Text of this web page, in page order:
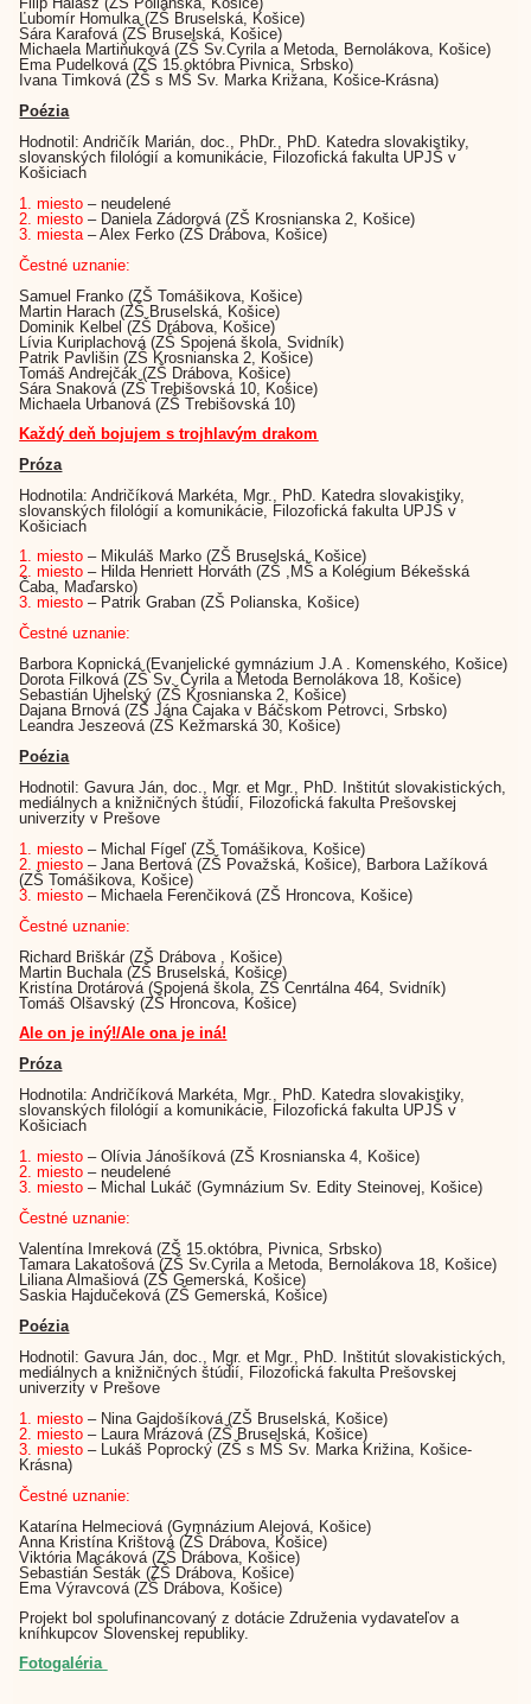
Ľubomír Homulka (ZŠ Bruselská, Košice)
Sára Karafová (ZŠ Bruselská, Košice)
Michaela Martiňuková (ZŠ Sv.Cyrila a Metoda, Bernolákova, Košice)
Ema Pudelková (ZŠ 15.októbra Pivnica, Srbsko)
Ivana Timková (ZŠ s MŠ Sv. Marka Križana, Košice-Krásna)
Poézia
Hodnotil: Andričík Marián, doc., PhDr., PhD. Katedra slovakistiky,
slovanských filológií a komunikácie, Filozofická fakulta UPJŠ v
Košiciach
1. miesto – neudelené
2. miesto – Daniela Zádorová (ZŠ Krosnianska 2, Košice)
3. miesta– Alex Ferko (ZŠ Drábova, Košice)
Čestné uznanie:
Samuel Franko (ZŠ Tomášikova, Košice)
Martin Harach (ZŠ Bruselská, Košice)
Dominik Kelbel (ZŠ Drábova, Košice)
Lívia Kuriplachová (ZŠ Spojená škola, Svidník)
Patrik Pavlišin (ZŠ Krosnianska 2, Košice)
Tomáš Andrejčák (ZŠ Drábova, Košice)
Sára Snaková (ZŠ Trebišovská 10, Košice)
Michaela Urbanová (ZŠ Trebišovská 10)
Každý deň bojujem s trojhlavým drakom
Próza
Hodnotila: Andričíková Markéta, Mgr., PhD. Katedra slovakistiky,
slovanských filológií a komunikácie, Filozofická fakulta UPJŠ v
Košiciach
1. miesto – Mikuláš Marko (ZŠ Bruselská, Košice)
2. miesto – Hilda Henriett Horváth (ZŠ ,MŠ a Kolégium Békešská
Čaba, Maďarsko)
3. miesto – Patrik Graban (ZŠ Polianska, Košice)
Čestné uznanie:
Barbora Kopnická (Evanjelické gymnázium J.A . Komenského, Košice)
Dorota Filková (ZŠ Sv. Cyrila a Metoda Bernolákova 18, Košice)
Sebastián Ujhelský (ZŠ Krosnianska 2, Košice)
Dajana Brnová (ZŠ Jána Čajaka v Báčskom Petrovci, Srbsko)
Leandra Jeszeová (ZŠ Kežmarská 30, Košice)
Poézia
Hodnotil: Gavura Ján, doc., Mgr. et Mgr., PhD. Inštitút slovakistických,
mediálnych a knižničných štúdií, Filozofická fakulta Prešovskej
univerzity v Prešove
1. miesto – Michal Fígeľ (ZŠ Tomášikova, Košice)
2. miesto – Jana Bertová (ZŠ Považská, Košice), Barbora Lažíková
(ZŠ Tomášikova, Košice)
3. miesto – Michaela Ferenčiková (ZŠ Hroncova, Košice)
Čestné uznanie:
Richard Briškár (ZŠ Drábova , Košice)
Martin Buchala (ZŠ Bruselská, Košice)
Kristína Drotárová (Spojená škola, ZŠ Cenrtálna 464, Svidník)
Tomáš Olšavský (ZŠ Hroncova, Košice)
Ale on je iný!/Ale ona je iná!
Próza
Hodnotila: Andričíková Markéta, Mgr., PhD. Katedra slovakistiky,
slovanských filológií a komunikácie, Filozofická fakulta UPJŠ v
Košiciach
1. miesto – Olívia Jánošíková (ZŠ Krosnianska 4, Košice)
2. miesto – neudelené
3. miesto – Michal Lukáč (Gymnázium Sv. Edity Steinovej, Košice)
Čestné uznanie:
Valentína Imreková (ZŠ 15.októbra, Pivnica, Srbsko)
Tamara Lakatošová (ZŠ Sv.Cyrila a Metoda, Bernolákova 18, Košice)
Liliana Almašiová (ZŠ Gemerská, Košice)
Saskia Hajdučeková (ZŠ Gemerská, Košice)
Poézia
Hodnotil: Gavura Ján, doc., Mgr. et Mgr., PhD. Inštitút slovakistických,
mediálnych a knižničných štúdií, Filozofická fakulta Prešovskej
univerzity v Prešove
1. miesto – Nina Gajdošíková (ZŠ Bruselská, Košice)
2. miesto – Laura Mrázová (ZŠ Bruselská, Košice)
3. miesto – Lukáš Poprocký (ZŠ s MŠ Sv. Marka Križina, Košice-
Krásna)
Čestné uznanie:
Katarína Helmeciová (Gymnázium Alejová, Košice)
Anna Kristína Krištová (ZŠ Drábova, Košice)
Viktória Macáková (ZŠ Drábova, Košice)
Sebastián Šesták (ZŠ Drábova, Košice)
Ema Výravcová (ZŠ Drábova, Košice)
Projekt bol spolufinancovaný z dotácie Združenia vydavateľov a
kníhkupcov Slovenskej republiky.
Fotogaléria